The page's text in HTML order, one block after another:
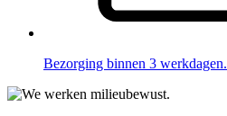
Bezorging binnen 3 werkdagen.